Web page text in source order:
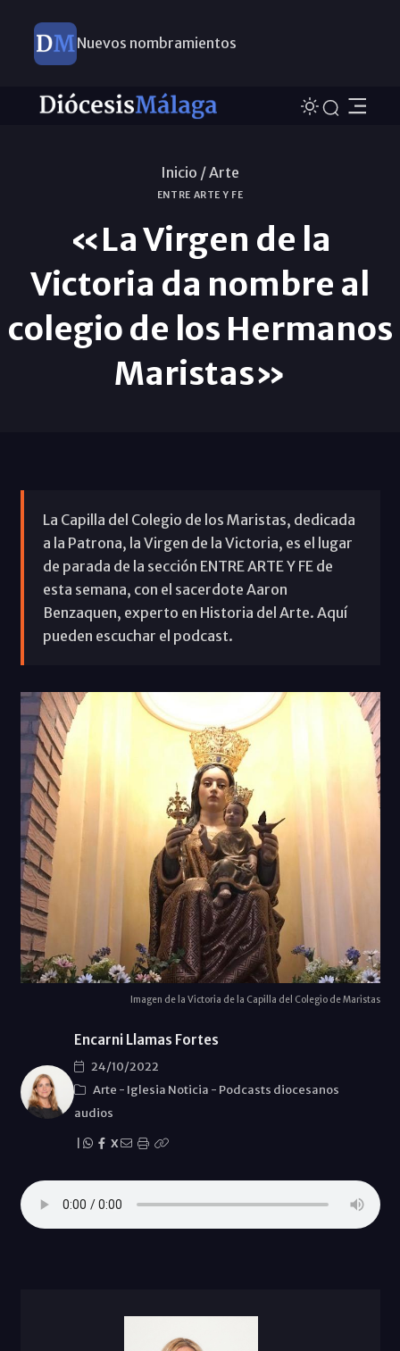
Nuevos nombramientos
Inicio /Arte
ENTRE ARTE Y FE
«La Virgen de la
Victoria da nombre al
colegio de los Hermanos
Maristas»
La Capilla del Colegio de los Maristas, dedicada
a la Patrona, la Virgen de la Victoria, es el lugar
de parada de la sección ENTRE ARTE Y FE de
esta semana, con el sacerdote Aaron
Benzaquen, experto en Historia del Arte. Aquí
pueden escuchar el podcast.
Imagen de la Victoria de la Capilla del Colegio de Maristas
Encarni Llamas Fortes
24/10/2022
Arte - Iglesia Noticia - Podcasts diocesanos
audios
X